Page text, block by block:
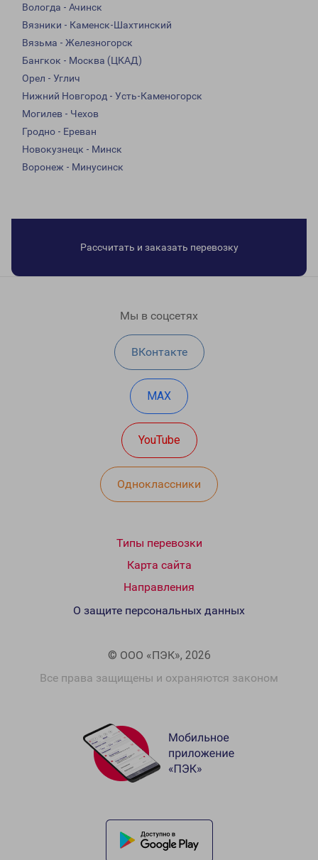
Вологда - Ачинск
Вязники - Каменск-Шахтинский
Вязьма - Железногорск
Бангкок - Москва (ЦКАД)
Орел - Углич
Нижний Новгород - Усть-Каменогорск
Могилев - Чехов
Гродно - Ереван
Новокузнецк - Минск
Воронеж - Минусинск
Рассчитать и заказать перевозку
Мы в соцсетях
ВКонтакте
MAX
YouTube
Одноклассники
Типы перевозки
Карта сайта
Направления
© ООО «ПЭК», 2026
Все права защищены и охраняются законом
О защите персональных данных